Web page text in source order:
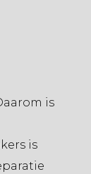
is
is